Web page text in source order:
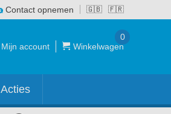
🇬🇧 🇫🇷
Contact opnemen
Mijn account Winkelwagen
0
Acties